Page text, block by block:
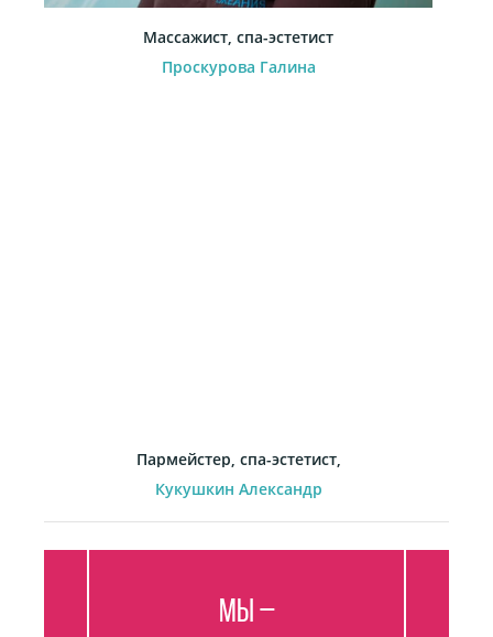
Массажист, спа-эстетист
Проскурова Галина
Пармейстер, спа-эстетист,
Кукушкин Александр
Мы –